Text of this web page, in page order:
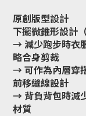
原創版型設計
下擺微錐形設計
→ 減少跑步時衣
略合身剪裁
→ 可作為內層穿
前移縫線設計
→ 背負背包時減
材質